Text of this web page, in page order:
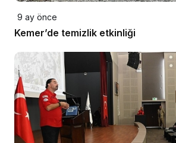
9 ay önce
Kemer’de temizlik etkinliği